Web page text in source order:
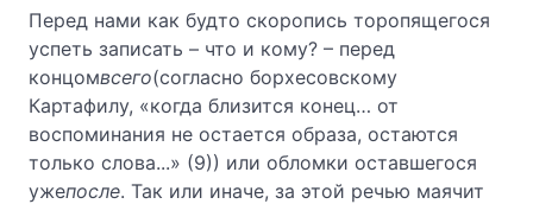
Перед нами как будто скоропись торопящегося
успеть записать – что и кому? – перед
концомвсего(согласно борхесовскому
Картафилу, «когда близится конец… от
воспоминания не остается образа, остаются
только слова...» (9)) или обломки оставшегося
ужепосле. Так или иначе, за этой речью маячит